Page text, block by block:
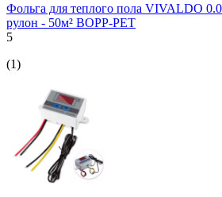
Фольга для теплого пола VIVALDO
рулон - 50м² BOPP-PET
5
(1)